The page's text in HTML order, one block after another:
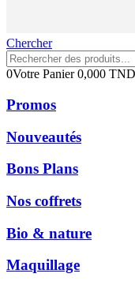
Chercher
0Votre Panier0,000 TND
Promos
Nouveautés
Bons Plans
Nos coffrets
Bio & nature
Maquillage